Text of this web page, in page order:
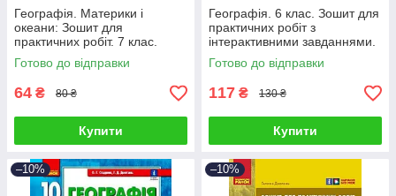
Географія. Материки і
океани: Зошит для
практичних робіт. 7 клас.
Варакута О.
Готово до відправки
64 ₴ 80 ₴
Купити
Географія. 6 клас. Зошит для
практичних робіт з
інтерактивними завданнями.
Стадник О.
Готово до відправки
117 ₴ 130 ₴
Купити
–10% –10%